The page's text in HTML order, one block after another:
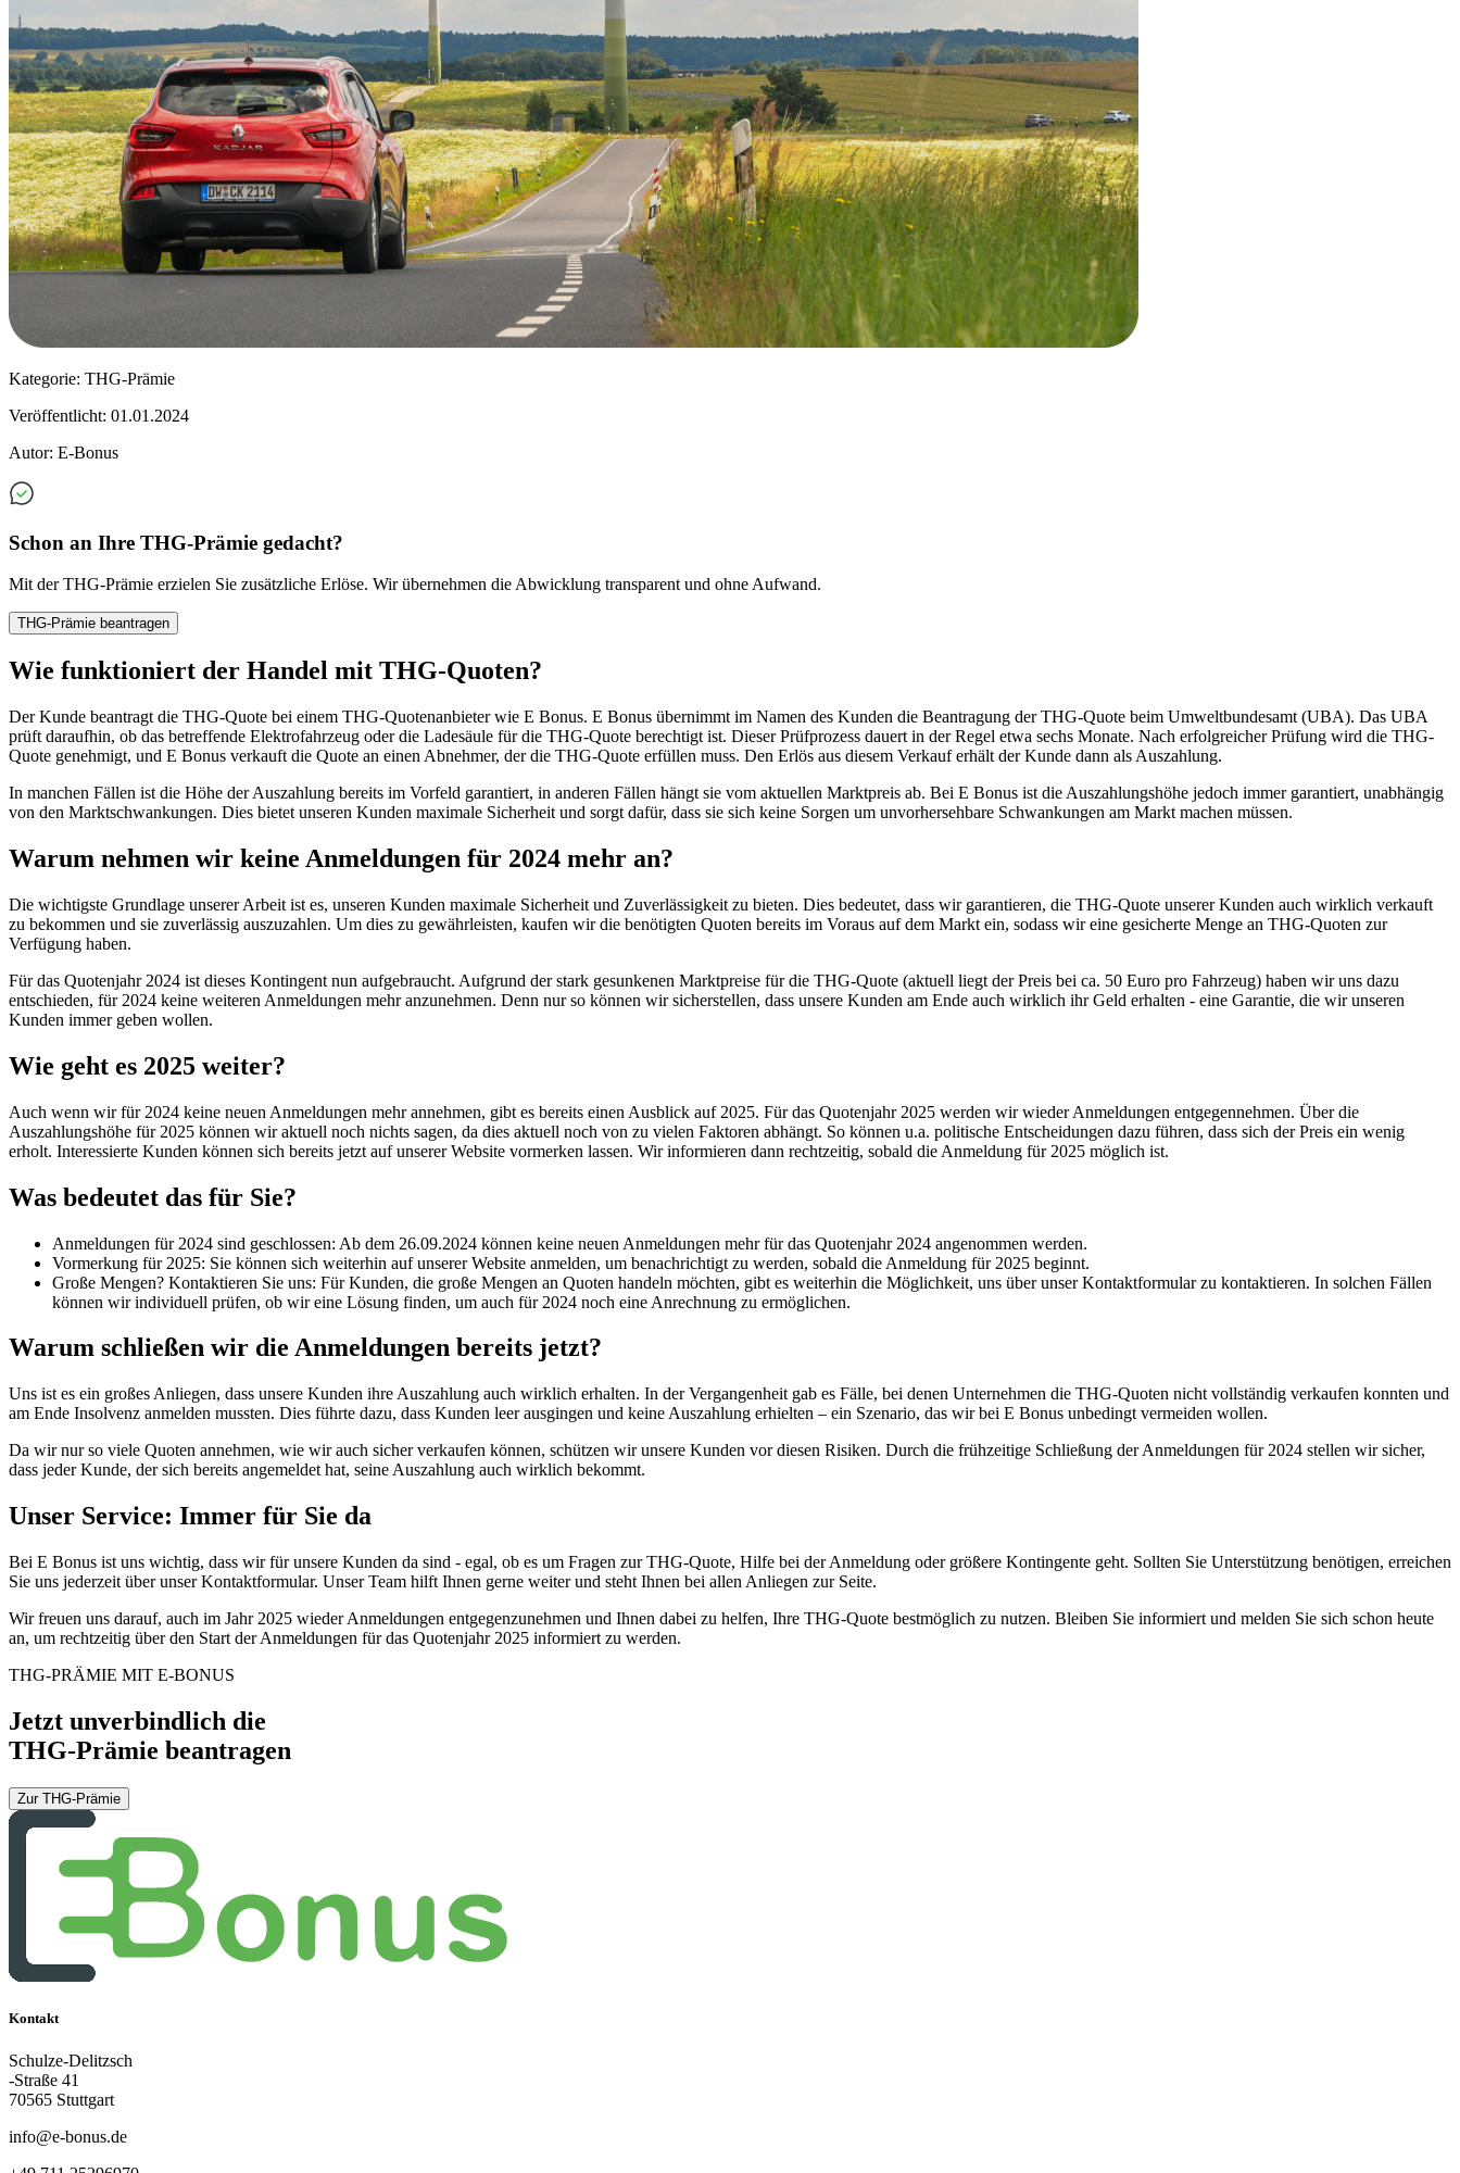
Kategorie: THG-Prämie
Veröffentlicht: 01.01.2024
Autor: E-Bonus
Schon an Ihre THG-Prämie gedacht?
Mit der THG-Prämie erzielen Sie zusätzliche Erlöse. Wir übernehmen die Abwicklung transparent und ohne Aufwand.
THG-Prämie beantragen
Wie funktioniert der Handel mit THG-Quoten?
Der Kunde beantragt die THG-Quote bei einem THG-Quotenanbieter wie E Bonus. E Bonus übernimmt im Namen des Kunden die Beantragung der THG-Quote beim Umweltbundesamt (UBA). Das UBA
prüft daraufhin, ob das betreffende Elektrofahrzeug oder die Ladesäule für die THG-Quote berechtigt ist. Dieser Prüfprozess dauert in der Regel etwa sechs Monate. Nach erfolgreicher Prüfung wird die THG-
Quote genehmigt, und E Bonus verkauft die Quote an einen Abnehmer, der die THG-Quote erfüllen muss. Den Erlös aus diesem Verkauf erhält der Kunde dann als Auszahlung.
In manchen Fällen ist die Höhe der Auszahlung bereits im Vorfeld garantiert, in anderen Fällen hängt sie vom aktuellen Marktpreis ab. Bei E Bonus ist die Auszahlungshöhe jedoch immer garantiert, unabhängig
von den Marktschwankungen. Dies bietet unseren Kunden maximale Sicherheit und sorgt dafür, dass sie sich keine Sorgen um unvorhersehbare Schwankungen am Markt machen müssen.
Warum nehmen wir keine Anmeldungen für 2024 mehr an?
Die wichtigste Grundlage unserer Arbeit ist es, unseren Kunden maximale Sicherheit und Zuverlässigkeit zu bieten. Dies bedeutet, dass wir garantieren, die THG-Quote unserer Kunden auch wirklich verkauft
zu bekommen und sie zuverlässig auszuzahlen. Um dies zu gewährleisten, kaufen wir die benötigten Quoten bereits im Voraus auf dem Markt ein, sodass wir eine gesicherte Menge an THG-Quoten zur
Verfügung haben.
Für das Quotenjahr 2024 ist dieses Kontingent nun aufgebraucht. Aufgrund der stark gesunkenen Marktpreise für die THG-Quote (aktuell liegt der Preis bei ca. 50 Euro pro Fahrzeug) haben wir uns dazu
entschieden, für 2024 keine weiteren Anmeldungen mehr anzunehmen. Denn nur so können wir sicherstellen, dass unsere Kunden am Ende auch wirklich ihr Geld erhalten - eine Garantie, die wir unseren
Kunden immer geben wollen.
Wie geht es 2025 weiter?
Auch wenn wir für 2024 keine neuen Anmeldungen mehr annehmen, gibt es bereits einen Ausblick auf 2025. Für das Quotenjahr 2025 werden wir wieder Anmeldungen entgegennehmen. Über die
Auszahlungshöhe für 2025 können wir aktuell noch nichts sagen, da dies aktuell noch von zu vielen Faktoren abhängt. So können u.a. politische Entscheidungen dazu führen, dass sich der Preis ein wenig
erholt. Interessierte Kunden können sich bereits jetzt auf unserer Website vormerken lassen. Wir informieren dann rechtzeitig, sobald die Anmeldung für 2025 möglich ist.
Was bedeutet das für Sie?
Anmeldungen für 2024 sind geschlossen: Ab dem 26.09.2024 können keine neuen Anmeldungen mehr für das Quotenjahr 2024 angenommen werden.
Vormerkung für 2025: Sie können sich weiterhin auf unserer Website anmelden, um benachrichtigt zu werden, sobald die Anmeldung für 2025 beginnt.
Große Mengen? Kontaktieren Sie uns: Für Kunden, die große Mengen an Quoten handeln möchten, gibt es weiterhin die Möglichkeit, uns über unser Kontaktformular zu kontaktieren. In solchen Fällen
können wir individuell prüfen, ob wir eine Lösung finden, um auch für 2024 noch eine Anrechnung zu ermöglichen.
Warum schließen wir die Anmeldungen bereits jetzt?
Uns ist es ein großes Anliegen, dass unsere Kunden ihre Auszahlung auch wirklich erhalten. In der Vergangenheit gab es Fälle, bei denen Unternehmen die THG-Quoten nicht vollständig verkaufen konnten und
am Ende Insolvenz anmelden mussten. Dies führte dazu, dass Kunden leer ausgingen und keine Auszahlung erhielten – ein Szenario, das wir bei E Bonus unbedingt vermeiden wollen.
Da wir nur so viele Quoten annehmen, wie wir auch sicher verkaufen können, schützen wir unsere Kunden vor diesen Risiken. Durch die frühzeitige Schließung der Anmeldungen für 2024 stellen wir sicher,
dass jeder Kunde, der sich bereits angemeldet hat, seine Auszahlung auch wirklich bekommt.
Unser Service: Immer für Sie da
Bei E Bonus ist uns wichtig, dass wir für unsere Kunden da sind - egal, ob es um Fragen zur THG-Quote, Hilfe bei der Anmeldung oder größere Kontingente geht. Sollten Sie Unterstützung benötigen, erreichen
Sie uns jederzeit über unser Kontaktformular. Unser Team hilft Ihnen gerne weiter und steht Ihnen bei allen Anliegen zur Seite.
Wir freuen uns darauf, auch im Jahr 2025 wieder Anmeldungen entgegenzunehmen und Ihnen dabei zu helfen, Ihre THG-Quote bestmöglich zu nutzen. Bleiben Sie informiert und melden Sie sich schon heute
an, um rechtzeitig über den Start der Anmeldungen für das Quotenjahr 2025 informiert zu werden.
THG-PRÄMIE MIT E-BONUS
Jetzt unverbindlich die
THG-Prämie beantragen
Zur THG-Prämie
Kontakt
Schulze-Delitzsch
-Straße 41
70565 Stuttgart
info@e-bonus.de